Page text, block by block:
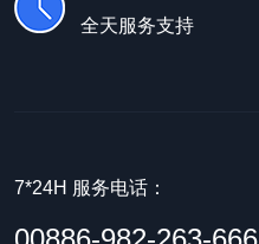
全天服务支持
7*24H 服务电话：